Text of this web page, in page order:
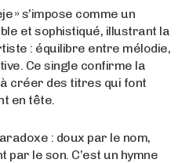
» s’impose comme un
et sophistiqué, illustrant la
: équilibre entre mélodie,
Ce single confirme la
créer des titres qui font
en tête.
: doux par le nom,
le son. C’est un hymne